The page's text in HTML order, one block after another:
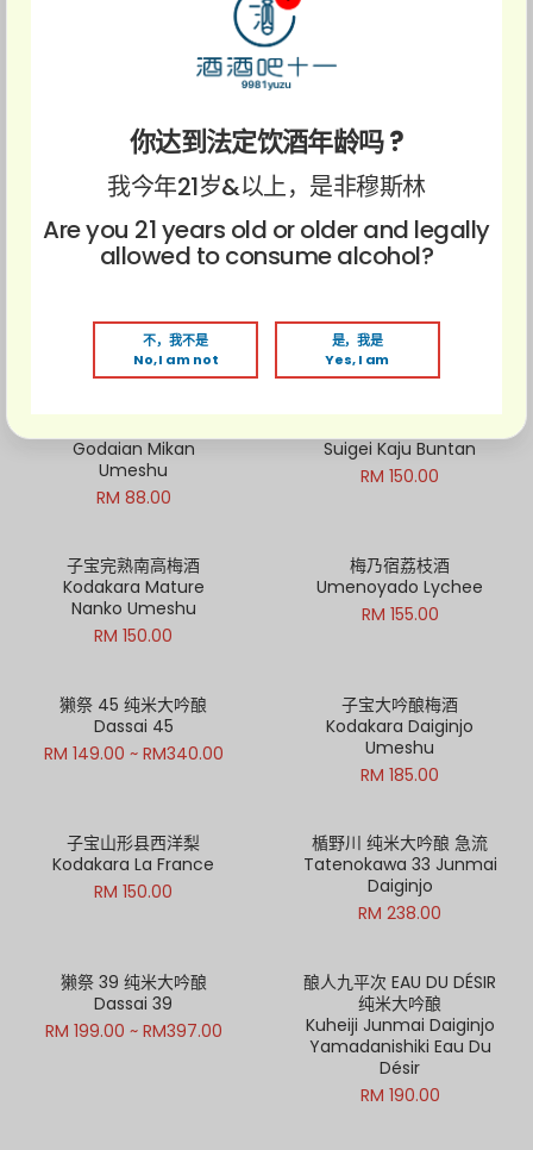
RM 73.00 ~ RM178.00
Out of Stock
本格 上等梅酒
Hoshiya Mutenka
Umeshu
RM 185.00
国盛石榴梅酒
Kunizakari
Pomegranate Umeshu
RM 65.00
Umeshu
RM 65.00 ~ RM133.00
Clear Sake
RM 160.00
Godaian Mikan
Umeshu
RM 88.00
Out of Stock
Suigei Kaju Buntan
RM 150.00
子宝完熟南高梅酒
Kodakara Mature
Nanko Umeshu
RM 150.00
Out of Stock
梅乃宿荔枝酒
Umenoyado Lychee
RM 155.00
獭祭 45 纯米大吟酿
Dassai 45
RM 149.00 ~ RM340.00
子宝大吟酿梅酒
Kodakara Daiginjo
Umeshu
RM 185.00
子宝山形县西洋梨
Kodakara La France
RM 150.00
楯野川 纯米大吟酿 急流
Tatenokawa 33 Junmai
Daiginjo
RM 238.00
獭祭 39 纯米大吟酿
Dassai 39
RM 199.00 ~ RM397.00
酿人九平次 EAU DU DÉSIR
纯米大吟酿
Kuheiji Junmai Daiginjo
Yamadanishiki Eau Du
Désir
RM 190.00
你达到法定饮酒年龄吗 ?
我今年21岁&以上，是非穆斯林
Are you 21 years old or older and legally
allowed to consume alcohol?
不，我不是
No, I am not
是，我是
Yes, I am